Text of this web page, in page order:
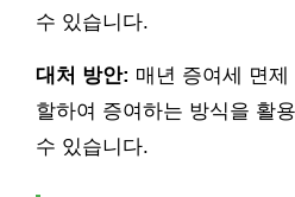
수 있습니다.
대처 방안: 매년 증여세 면
할하여 증여하는 방식을 활
수 있습니다.